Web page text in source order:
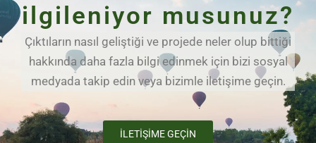
ilgileniyor musunuz?
Çıktıların nasıl geliştiği ve projede neler olup bittiği
hakkında daha fazla bilgi edinmek için bizi sosyal
medyada takip edin veya bizimle iletişime geçin.
İLETIŞIME GEÇIN